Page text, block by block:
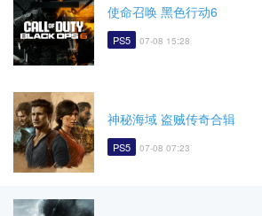
使命召唤 黑色行动6
PS5 07-08 15:28
神秘海域 盗贼传奇合辑
PS5 07-08 07:23